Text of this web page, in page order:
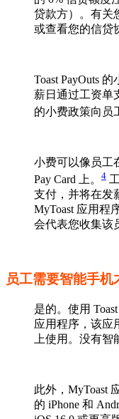
贷款方）。有关
或查看您的信贷
Toast PayOuts
薪日通过工资单
的小费政策向员
小费可以像员工
Pay Card 上。 4
支付，并将在发
MyToast 应用程
会代表您收集该
员工需要智能手机
是的。使用
应用程序，该应
上使用。没有智
此外，MyToast
的 iPhone 和